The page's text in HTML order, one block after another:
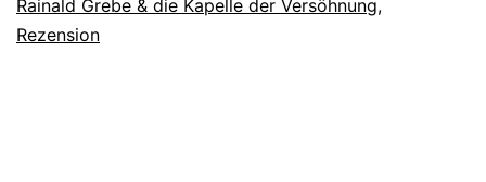
Rainald Grebe & die Kapelle der Versöhnung,
Rezension